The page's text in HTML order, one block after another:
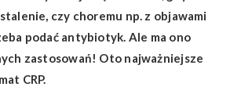
czy choremu np. z objawami
podać antybiotyk. Ale ma ono
zastosowań! Oto najważniejsze
CRP.